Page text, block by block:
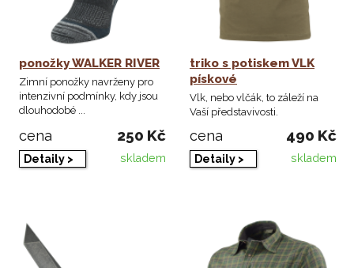
ponožky WALKER RIVER
Zimní ponožky navrženy pro
intenzivní podmínky, kdy jsou
dlouhodobé ...
cena 250 Kč
Detaily > skladem
triko s potiskem VLK
pískové
Vlk, nebo vlčák, to záleží na
Vaší představivosti.
cena 490 Kč
Detaily > skladem